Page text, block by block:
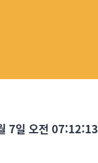
7일 오전 07:12:15